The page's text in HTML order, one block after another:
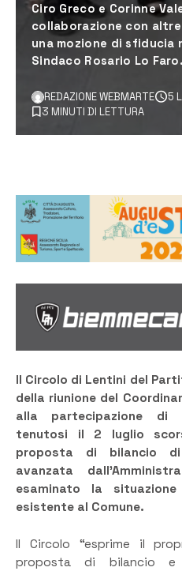
Ciro Greco e Corinne
collaborazione con
una mozione di
Sindaco Rosario Lo Faro.
REDAZIONE WEBMARTE 5
3 MINUTI DI LETTURA
Il Circolo di Lentini del
della riunione del
alla partecipazione di
tenutosi il 2 luglio
proposta di bilancio di
avanzata
esaminato la
esistente al Comune.
Il Circolo “esprime il
proposta di bilancio e